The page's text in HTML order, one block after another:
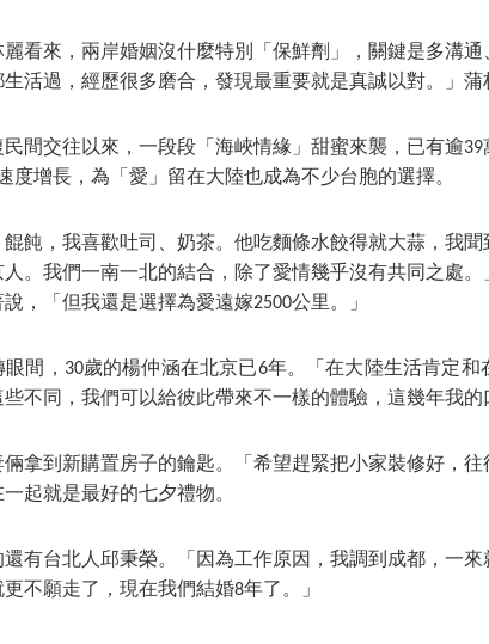
看來，兩岸婚姻沒什麼特別「保鮮劑」，關鍵是多溝
活過，經歷很多磨合，發現最重要就是真誠以對。」蒲
民間交往以來，一段段「海峽情緣」甜蜜來襲，已有逾
度增長，為「愛」留在大陸也成為不少台胞的選擇。
餛飩，我喜歡吐司、奶茶。他吃麵條水餃得就大蒜，我
。我們一南一北的結合，除了愛情幾乎沒有共同之處
，「但我還是選擇為愛遠嫁2500公里。」
間，30歲的楊仲涵在北京已6年。「在大陸生活肯定和
不同，我們可以給彼此帶來不一樣的體驗，這幾年我的
拿到新購置房子的鑰匙。「希望趕緊把小家裝修好，
起就是最好的七夕禮物。
有台北人邱秉榮。「因為工作原因，我調到成都，一
不願走了，現在我們結婚8年了。」